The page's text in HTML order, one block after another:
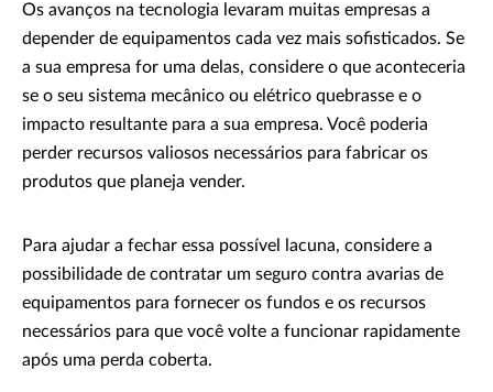
Os avanços na tecnologia levaram muitas empresas a
depender de equipamentos cada vez mais sofisticados. Se
a sua empresa for uma delas, considere o que aconteceria
se o seu sistema mecânico ou elétrico quebrasse e o
impacto resultante para a sua empresa. Você poderia
perder recursos valiosos necessários para fabricar os
produtos que planeja vender.
Para ajudar a fechar essa possível lacuna, considere a
possibilidade de contratar um seguro contra avarias de
equipamentos para fornecer os fundos e os recursos
necessários para que você volte a funcionar rapidamente
após uma perda coberta.